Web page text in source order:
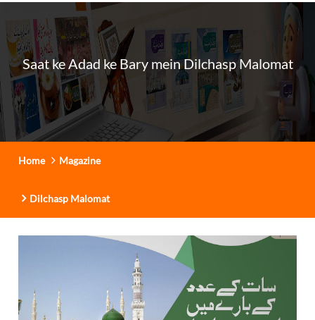
Saat ke Adad ke Bary mein Dilchasp Malomat
Home Magazine
Dilchasp Malomat